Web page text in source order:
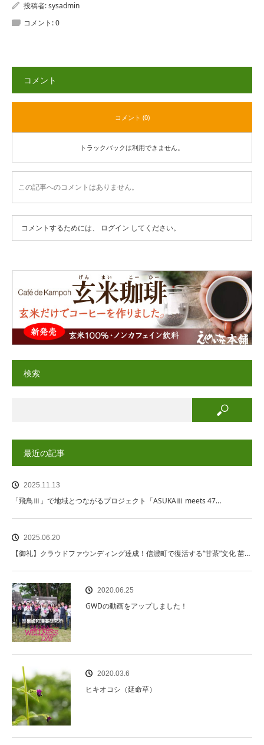
投稿者:sysadmin
コメント:0
コメント
コメント (0)
トラックバックは利用できません。
この記事へのコメントはありません。
コメントするためには、 ログイン してください。
検索
最近の記事
2025.11.13
「飛鳥Ⅲ」で地域とつながるプロジェクト「ASUKAⅢ meets 47…
2025.06.20
【御礼】クラウドファウンディング達成！信濃町で復活する“甘茶”文化 苗…
2020.06.25
GWDの動画をアップしました！
2020.03.6
ヒキオコシ（延命草）